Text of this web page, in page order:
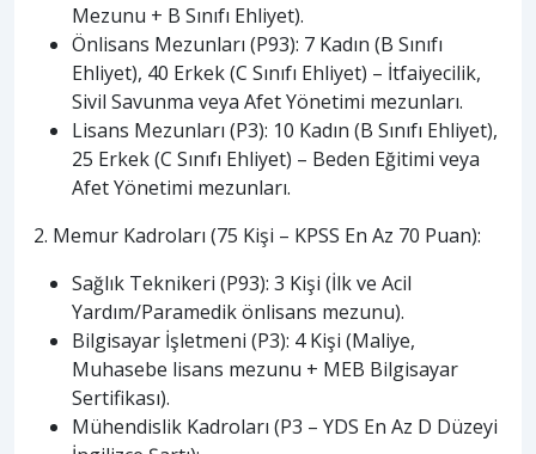
Mezunu + B Sınıfı Ehliyet).
Önlisans Mezunları (P93): 7 Kadın (B Sınıfı
Ehliyet), 40 Erkek (C Sınıfı Ehliyet) – İtfaiyecilik,
Sivil Savunma veya Afet Yönetimi mezunları.
Lisans Mezunları (P3): 10 Kadın (B Sınıfı Ehliyet),
25 Erkek (C Sınıfı Ehliyet) – Beden Eğitimi veya
Afet Yönetimi mezunları.
2. Memur Kadroları (75 Kişi – KPSS En Az 70 Puan):
Sağlık Teknikeri (P93): 3 Kişi (İlk ve Acil
Yardım/Paramedik önlisans mezunu).
Bilgisayar İşletmeni (P3): 4 Kişi (Maliye,
Muhasebe lisans mezunu + MEB Bilgisayar
Sertifikası).
Mühendislik Kadroları (P3 – YDS En Az D Düzeyi